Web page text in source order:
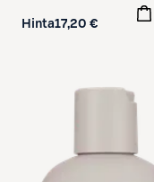
Hinta17,20 €